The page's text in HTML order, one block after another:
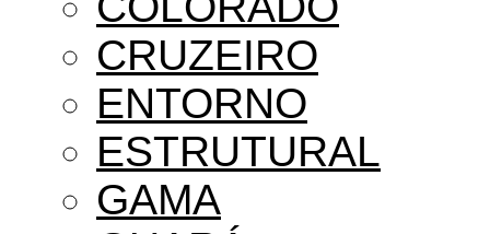
CRUZEIRO
ENTORNO
ESTRUTURAL
GAMA